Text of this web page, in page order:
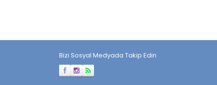
Bizi Sosyal Medyada Takip Edin